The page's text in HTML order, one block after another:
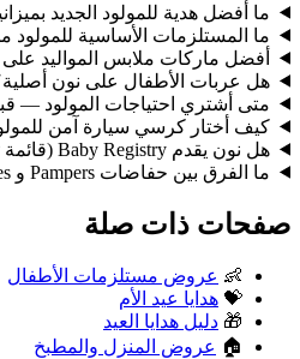
ما أفضل هدية للمولود الجديد بميزانية 200-400
ما المستلزمات الأساسية للمولود
أفضل ماركات ملابس المواليد
هل عربات الأطفال على نون
متى أشتري احتياجات المولود —
كيف أختار كرسي سيارة آمن
هل نون يقدم Baby Registry (قائمة تمنيات المولود)؟
ما الفرق بين حفاضات Pampers و Huggies و Molfix على نون؟
صفحات ذات صلة
👶 عروض مستلزمات الأطفال
💝 هدايا عيد الأم
🎁 دليل هدايا العيد
🏠 عروض المنزل والمطبخ